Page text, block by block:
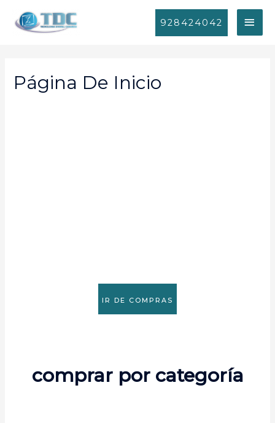
928424042
Página De Inicio
IR DE COMPRAS
comprar por categoría